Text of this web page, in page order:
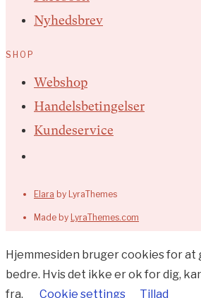
Nyhedsbrev
SHOP
Webshop
Handelsbetingelser
Kundeservice
Elara by LyraThemes
Made by LyraThemes.com
Hjemmesiden bruger cookies for at
bedre. Hvis det ikke er ok for dig,
fra.
Cookie settings Tillad